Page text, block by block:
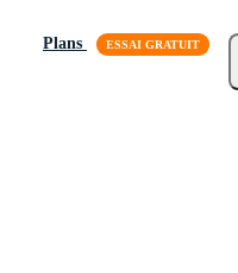
Plans